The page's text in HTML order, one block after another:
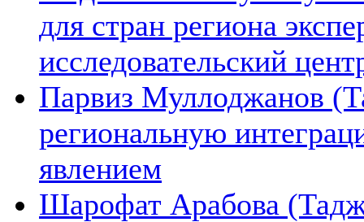
для стран региона
исследовательский
Парвиз Муллоджанов
региональную
явлением
Шарофат Арабова